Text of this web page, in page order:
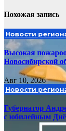
Похожая запись
Новости
Высокая
Новосибирской
Авг 10, 2026
Новости
Губернатор
с юбилейным